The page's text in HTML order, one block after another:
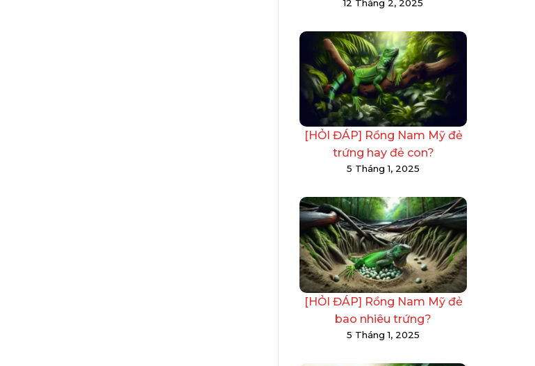
12 Tháng 2, 2025
[HỎI ĐÁP] Rồng Nam Mỹ đẻ
trứng hay đẻ con?
5 Tháng 1, 2025
[HỎI ĐÁP] Rồng Nam Mỹ đẻ
bao nhiêu trứng?
5 Tháng 1, 2025